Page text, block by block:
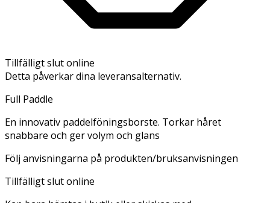
Tillfälligt slut online
Detta påverkar dina leveransalternativ.
Full Paddle
En innovativ paddelföningsborste. Torkar håret
snabbare och ger volym och glans
Följ anvisningarna på produkten/bruksanvisningen
Tillfälligt slut online